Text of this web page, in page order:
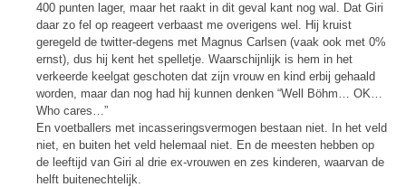
400 punten lager, maar het raakt in dit geval kant nog wal. Dat Giri
daar zo fel op reageert verbaast me overigens wel. Hij kruist
geregeld de twitter-degens met Magnus Carlsen (vaak ook met 0%
ernst), dus hij kent het spelletje. Waarschijnlijk is hem in het
verkeerde keelgat geschoten dat zijn vrouw en kind erbij gehaald
worden, maar dan nog had hij kunnen denken “Well Böhm… OK…
Who cares…”
En voetballers met incasseringsvermogen bestaan niet. In het veld
niet, en buiten het veld helemaal niet. En de meesten hebben op
de leeftijd van Giri al drie ex-vrouwen en zes kinderen, waarvan de
helft buitenechtelijk.